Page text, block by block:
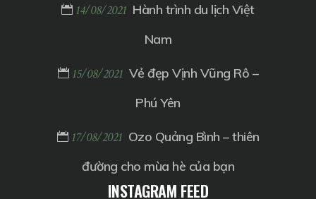
14/08/2021 Hành trình du lịch Việt
Nam
15/08/2021 Vẻ đẹp Vịnh Vũng Rô –
Phú Yên
17/08/2021 Ozo Quảng Bình – thiên
đường cho mùa hè của bạn
INSTAGRAM FEED